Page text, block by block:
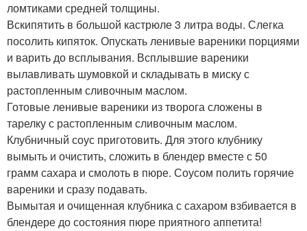
ломтиками средней толщины.
Вскипятить в большой кастрюле 3 литра воды. Слегка
посолить кипяток. Опускать ленивые вареники порциями
и варить до всплывания. Всплывшие вареники
вылавливать шумовкой и складывать в миску с
растопленным сливочным маслом.
Готовые ленивые вареники из творога сложены в
тарелку с растопленным сливочным маслом.
Клубничный соус приготовить. Для этого клубнику
вымыть и очистить, сложить в блендер вместе с 50
грамм сахара и смолоть в пюре. Соусом полить горячие
вареники и сразу подавать.
Вымытая и очищенная клубника с сахаром взбивается в
блендере до состояния пюре приятного аппетита!